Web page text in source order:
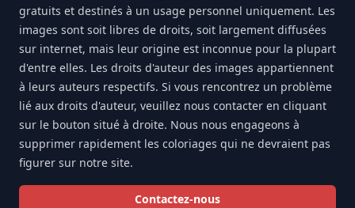
gratuits et destinés à un usage personnel uniquement. Les
images sont soit libres de droits, soit largement diffusées
sur internet, mais leur origine est inconnue pour la plupart
d'entre elles. Les droits d'auteur des images appartiennent
à leurs auteurs respectifs. Si vous rencontrez un problème
lié aux droits d'auteur, veuillez nous contacter en cliquant
sur le bouton situé à droite. Nous nous engageons à
supprimer rapidement les coloriages qui ne devraient pas
figurer sur notre site.
Contactez-nous